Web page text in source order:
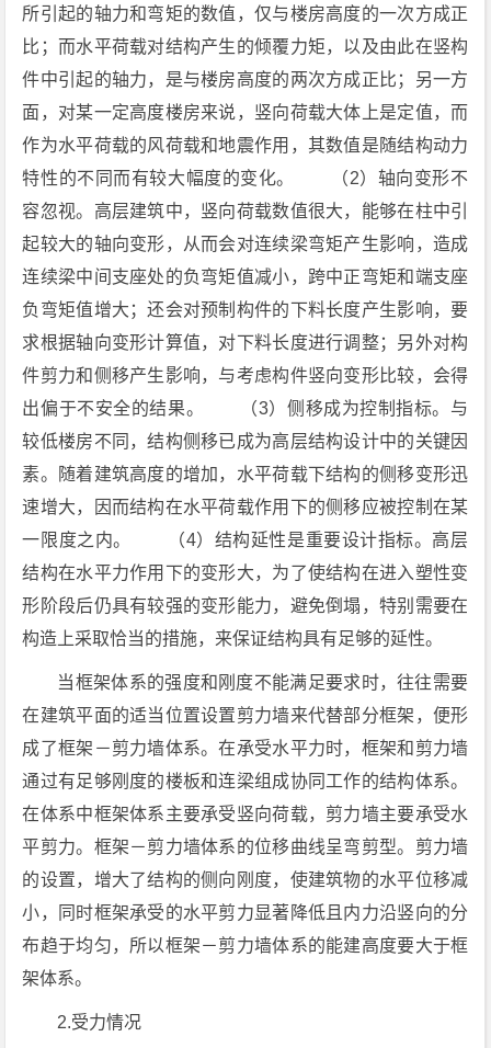
所引起的轴力和弯矩的数值，仅与楼房高度的一次方成正
比；而水平荷载对结构产生的倾覆力矩，以及由此在竖构
件中引起的轴力，是与楼房高度的两次方成正比；另一方
面，对某一定高度楼房来说，竖向荷载大体上是定值，而
作为水平荷载的风荷载和地震作用，其数值是随结构动力
特性的不同而有较大幅度的变化。 （2）轴向变形不
容忽视。高层建筑中，竖向荷载数值很大，能够在柱中引
起较大的轴向变形，从而会对连续梁弯矩产生影响，造成
连续梁中间支座处的负弯矩值减小，跨中正弯矩和端支座
负弯矩值增大；还会对预制构件的下料长度产生影响，要
求根据轴向变形计算值，对下料长度进行调整；另外对构
件剪力和侧移产生影响，与考虑构件竖向变形比较，会得
出偏于不安全的结果。 （3）侧移成为控制指标。与
较低楼房不同，结构侧移已成为高层结构设计中的关键因
素。随着建筑高度的增加，水平荷载下结构的侧移变形迅
速增大，因而结构在水平荷载作用下的侧移应被控制在某
一限度之内。 （4）结构延性是重要设计指标。高层
结构在水平力作用下的变形大，为了使结构在进入塑性变
形阶段后仍具有较强的变形能力，避免倒塌，特别需要在
构造上采取恰当的措施，来保证结构具有足够的延性。
当框架体系的强度和刚度不能满足要求时，往往需要
在建筑平面的适当位置设置剪力墙来代替部分框架，便形
成了框架－剪力墙体系。在承受水平力时，框架和剪力墙
通过有足够刚度的楼板和连梁组成协同工作的结构体系。
在体系中框架体系主要承受竖向荷载，剪力墙主要承受水
平剪力。框架－剪力墙体系的位移曲线呈弯剪型。剪力墙
的设置，增大了结构的侧向刚度，使建筑物的水平位移减
小，同时框架承受的水平剪力显著降低且内力沿竖向的分
布趋于均匀，所以框架－剪力墙体系的能建高度要大于框
架体系。
2.受力情况